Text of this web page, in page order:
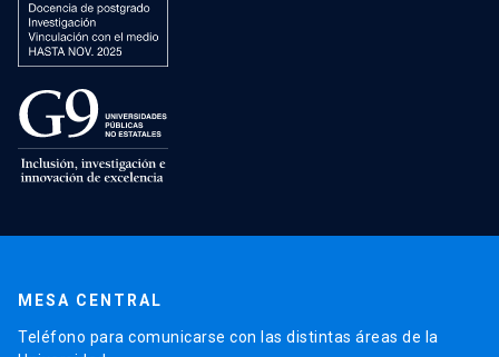
MESA CENTRAL
Teléfono para comunicarse con las distintas áreas de la